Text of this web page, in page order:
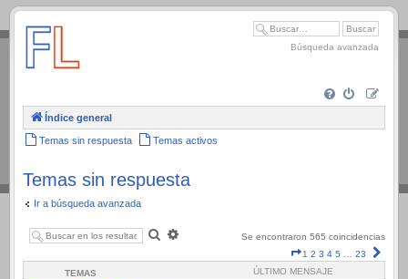
.
Búsqueda avanzada
Índice general
Temas sin respuesta Temas activos
Temas sin respuesta
Ir a búsqueda avanzada
Buscar
Se encontraron 565 coincidencias
Página
1 2 3 4 5 23
TEMAS ÚLTIMO MENSAJE